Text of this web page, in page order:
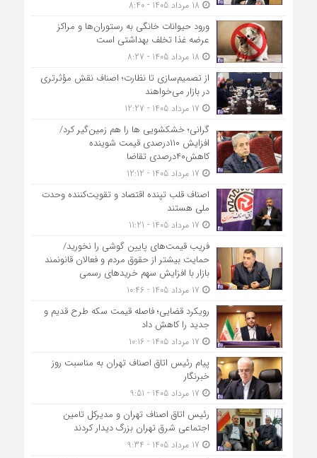
ورود حیوانات خانگی به رستوران‌ها و مراکز
عرضه غذا تخلف بهداشتی است
از تصمیم‌سازی تا نظارت؛ اصناف نقش مؤثرتری
در بازار می‌خواهند
گرانی؛ خشکشویی‌ ها را هم زمین‌گیر کرد/
افزایش ۱۱۰درصدی قیمت شوینده
کاهش۴۰درصدی تقاضا
اصناف قلب تپنده اقتصاد و تقویت‌کننده وحدت
ملی هستند
فریب قیمت‌های پایین گوشی را نخورید/
حمایت بیشتر از حقوق مردم و فعالان قانونمند
بازار با افزایش سهم خریدهای رسمی
رویکرد قضایی؛ فاصله قیمت سکه طرح قدیم و
جدید را کاهش داد
پیام رئیس اتاق اصناف تهران به مناسبت روز
خبرنگار
رئیس اتاق اصناف تهران و مدیرکل تامین
اجتماعی شرق تهران بزرگ دیدار کردند